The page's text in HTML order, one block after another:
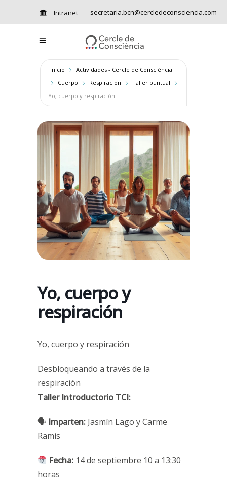
Intranet secretaria.bcn@cercledeconsciencia.com
Inicio
Actividades - Cercle de Consciència
Cuerpo
Respiración
Taller puntual
Yo, cuerpo y respiración
Yo, cuerpo y
respiración
Yo, cuerpo y respiración
Desbloqueando a través de la
respiración
Taller Introductorio TCI:
🗣 Imparten: Jasmín Lago y Carme
Ramis
Fecha: 14 de septiembre 10 a 13:30
horas